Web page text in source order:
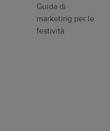
Guida di
marketing per le
festività